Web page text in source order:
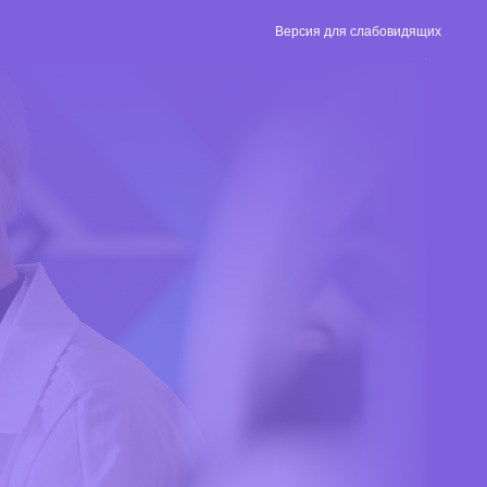
Версия для слабовидящих